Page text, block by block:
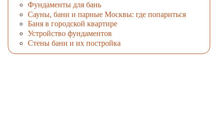
Фундаменты для бань
Cауны, бани и парные Москвы: где попариться
Баня в городской квартире
Устройство фундаментов
Стены бани и их постройка